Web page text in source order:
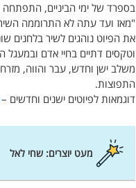
בספרד של ימי הביניים, התפתחה
"מאז ועד עתה לא התרוממה
את הפיוט נוהגים לשיר בלחנים
וטקסים דתיים בחיי אדם ובמעגל
משלב ישן וחדש, עבר והווה,
התפוצות.
דוגמאות לפיוטים ישנים וחדשים –
מעט יוצרים: שחי לאל